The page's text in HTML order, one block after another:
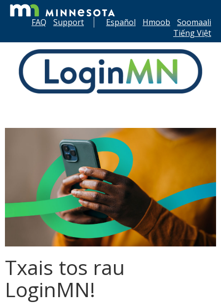
to
content
FAQ Support Español Hmoob
Soomaali
Tiếng Việt
Txais tos rau
LoginMN!